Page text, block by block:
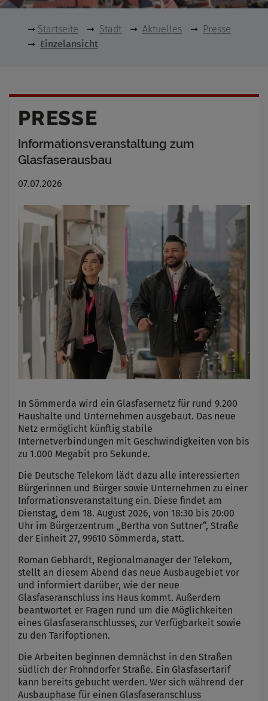
Startseite Stadt Aktuelles
Presse
Einzelansicht
PRESSE
Informationsveranstaltung zum
Glasfaserausbau
07.07.2026
In Sömmerda wird ein Glasfasernetz für rund 9.200
Haushalte und Unternehmen ausgebaut. Das neue
Netz ermöglicht künftig stabile
Internetverbindungen mit Geschwindigkeiten von bis
zu 1.000 Megabit pro Sekunde.
Die Deutsche Telekom lädt dazu alle interessierten
Bürgerinnen und Bürger sowie Unternehmen zu einer
Informationsveranstaltung ein. Diese findet am
Dienstag, dem 18. August 2026, von 18:30 bis 20:00
Uhr im Bürgerzentrum „Bertha von Suttner“, Straße
der Einheit 27, 99610 Sömmerda, statt.
Roman Gebhardt, Regionalmanager der Telekom,
stellt an diesem Abend das neue Ausbaugebiet vor
und informiert darüber, wie der neue
Glasfaseranschluss ins Haus kommt. Außerdem
beantwortet er Fragen rund um die Möglichkeiten
eines Glasfaseranschlusses, zur Verfügbarkeit sowie
zu den Tarifoptionen.
Die Arbeiten beginnen demnächst in den Straßen
südlich der Frohndorfer Straße. Ein Glasfasertarif
kann bereits gebucht werden. Wer sich während der
Ausbauphase für einen Glasfaseranschluss